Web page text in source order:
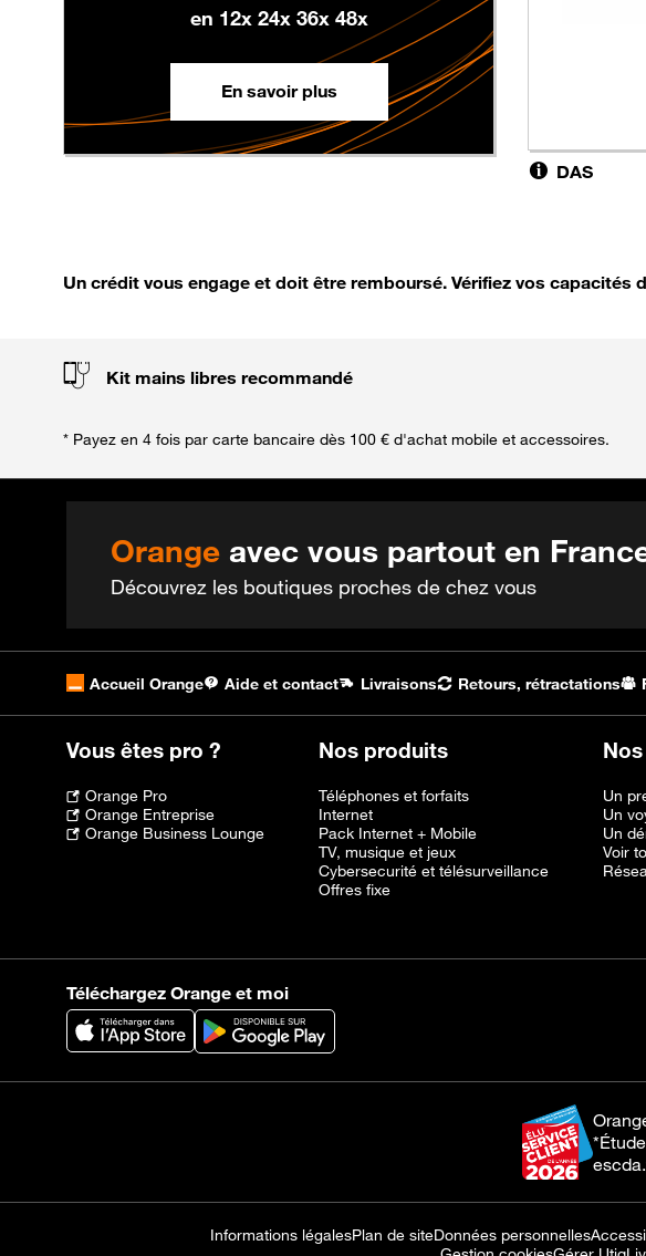
en 12x 24x 36x 48x
En savoir plus
DAS
Un crédit vous engage et doit être remboursé. Vérifiez vos capacités
Kit mains libres recommandé
* Payez en 4 fois par carte bancaire dès 100 € d'achat mobile et accessoires.